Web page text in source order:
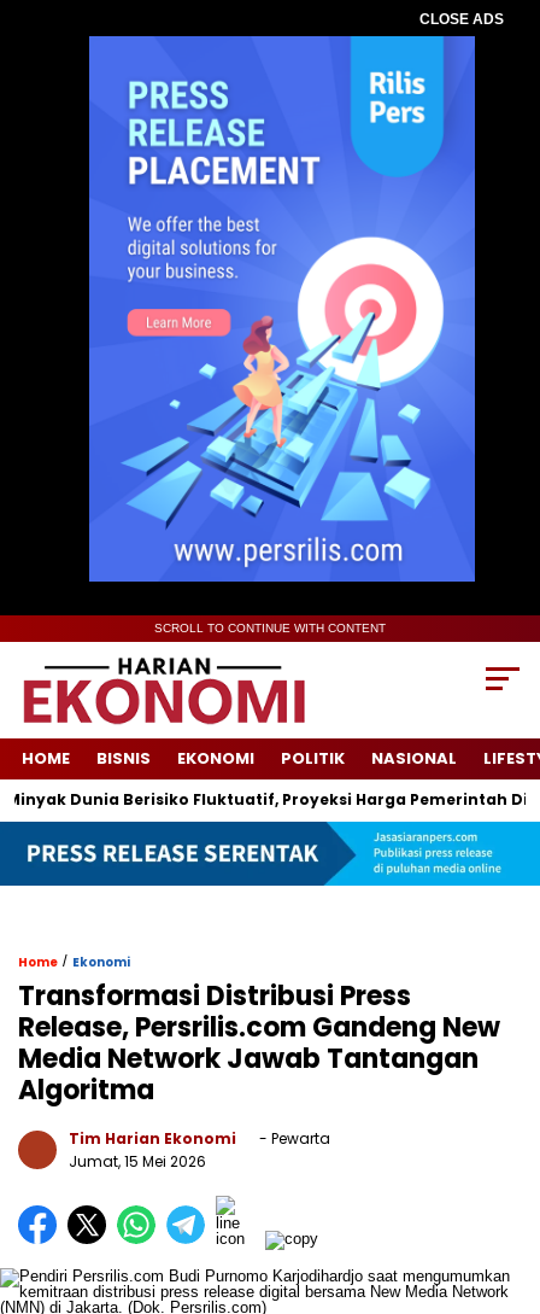
CLOSE ADS
SCROLL TO CONTINUE WITH CONTENT
HOME BISNIS EKONOMI POLITIK NASIONAL
Dunia Berisiko Fluktuatif, Proyeksi Harga Pemerintah Dipatok
Home / Ekonomi
Transformasi Distribusi Press
Release, Persrilis.com Gandeng New
Media Network Jawab Tantangan
Algoritma
Tim Harian Ekonomi
- Pewarta
Jumat, 15 Mei 2026